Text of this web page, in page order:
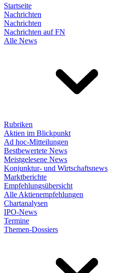
Startseite
Nachrichten
Nachrichten
Nachrichten auf FN
Alle News
Rubriken
Aktien im Blickpunkt
Ad hoc-Mitteilungen
Bestbewertete News
Meistgelesene News
Konjunktur- und Wirtschaftsnews
Marktberichte
Empfehlungsübersicht
Alle Aktienempfehlungen
Chartanalysen
IPO-News
Termine
Themen-Dossiers